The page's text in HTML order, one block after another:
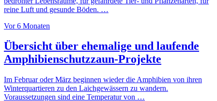
reine Luft und gesunde Böden. …
Vor 6 Monaten
Übersicht über ehemalige und laufende
Amphibienschutzzaun-Projekte
Im Februar oder März beginnen wieder die Amphibien von ihren
Winterquartieren zu den Laichgewässern zu wandern.
Voraussetzungen sind eine Temperatur von …